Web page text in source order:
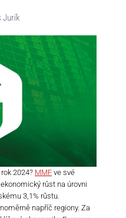
Jurík
2024? MMF ve své
růst na úrovni
3,1% růstu.
napříč regiony. Za